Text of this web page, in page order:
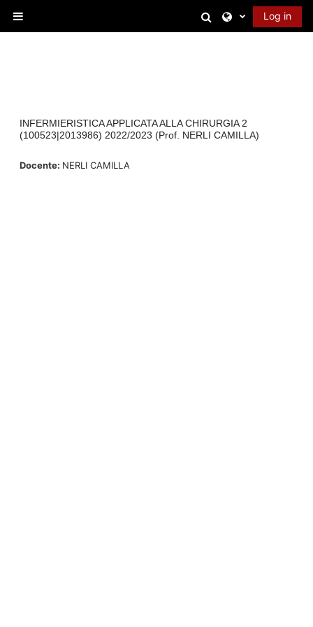
Toggle search
Log in
INFERMIERISTICA APPLICATA ALLA CHIRURGIA 2
(100523|2013986) 2022/2023 (Prof. NERLI CAMILLA)
Docente: NERLI CAMILLA